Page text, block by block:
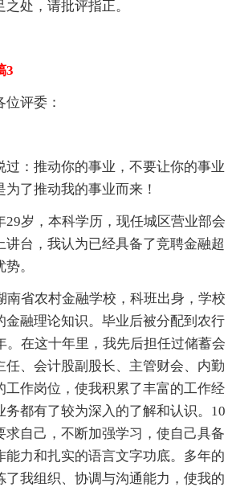
处，请批评指正。
3
评委：
：推动你的事业，不要让你的事业
了推动我的事业而来！
岁，本科学历，现任城区营业部会
讲台，我认为已经具备了竞聘金融超
。
省农村金融学校，科班出身，学校
金融理论知识。毕业后被分配到农行
。在这十年里，我先后担任过储蓄会
任、会计股副股长、主管财会、内勤
工作岗位，使我积累了丰富的工作经
务都有了较为深入的了解和认识。10
求自己，不断加强学习，使自己具备
能力和扎实的语言文字功底。多年的
了我组织、协调与沟通能力，使我的